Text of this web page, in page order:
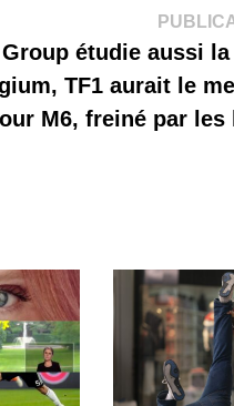
Group étudie aussi
TF1 aurait le
M6, freiné par